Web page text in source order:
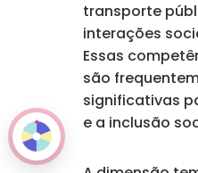
transporte
interações
Essas
são
significativas
e a inclusão